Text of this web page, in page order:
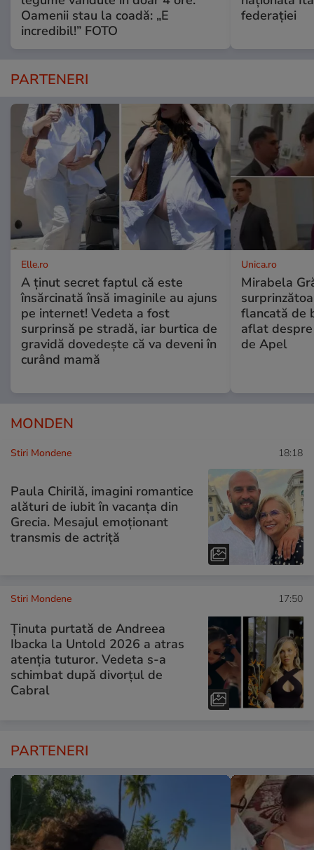
Oamenii stau la coadă: „E
incredibil!” FOTO
federației
PARTENERI
Elle.ro
A ținut secret faptul că este
însărcinată însă imaginile au ajuns
pe internet! Vedeta a fost
surprinsă pe stradă, iar burtica de
gravidă dovedește că va deveni în
curând mamă
Unica.ro
Mirabela
flancată de
aflat
de Apel
MONDEN
Stiri Mondene 18:18
Paula Chirilă, imagini romantice
alături de iubit în vacanța din
Grecia. Mesajul emoționant
transmis de actriță
Stiri Mondene 17:50
Ținuta purtată de Andreea
Ibacka la Untold 2026 a atras
atenția tuturor. Vedeta s-a
schimbat după divorțul de
Cabral
PARTENERI